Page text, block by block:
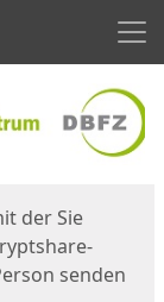
der Sie
senden